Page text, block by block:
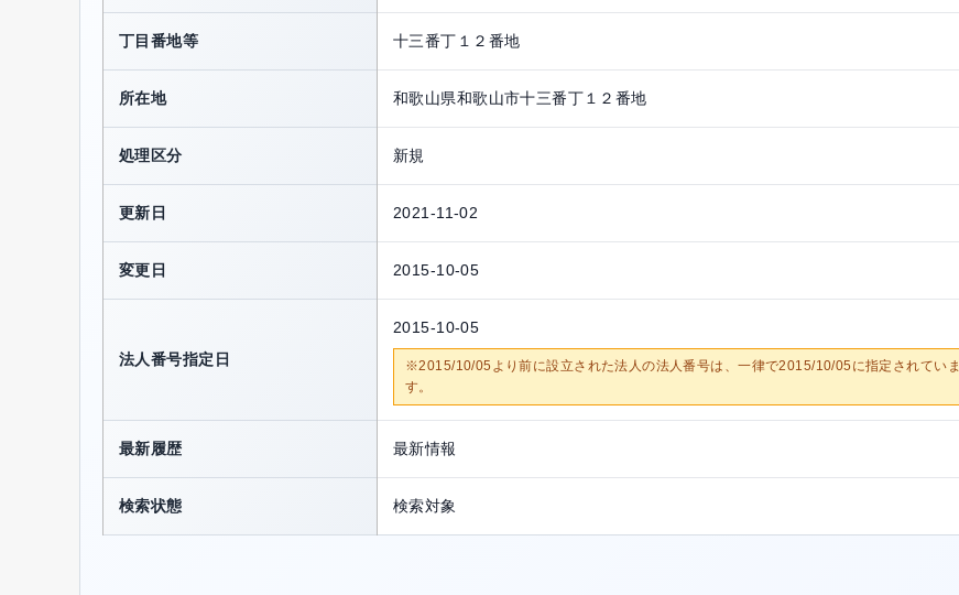
丁目番地等 十三番丁１２番地
所在地 和歌山県和歌山市十三番丁１２番地
処理区分 新規
更新日 2021-11-02
変更日 2015-10-05
法人番号指定日
2015-10-05
※2015/10/05より前に設立された法人の法人番号は、一律で2015/10/05に指定されていま
す。
最新履歴 最新情報
検索状態 検索対象